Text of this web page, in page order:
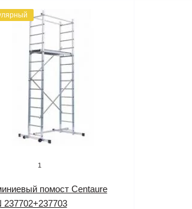
1
помост Centaure
237702+237703